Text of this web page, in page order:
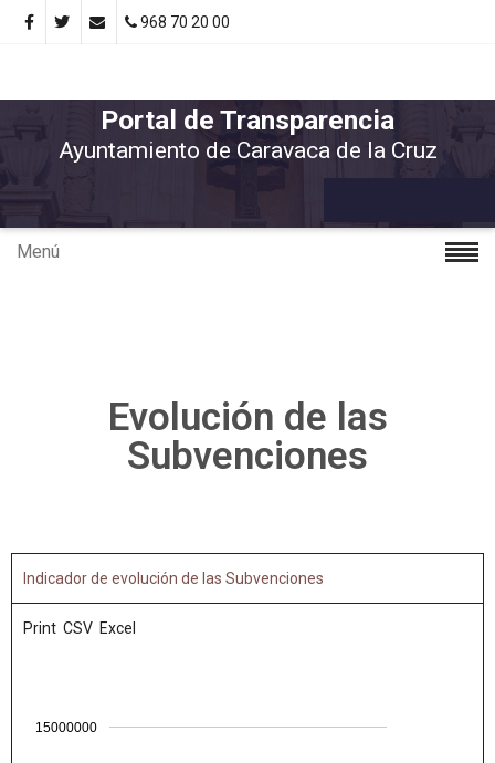
968 70 20 00
Portal de Transparencia
Ayuntamiento de Caravaca de la Cruz
Menú
Evolución de las
Subvenciones
Indicador de evolución de las Subvenciones
Print CSV Excel
15000000